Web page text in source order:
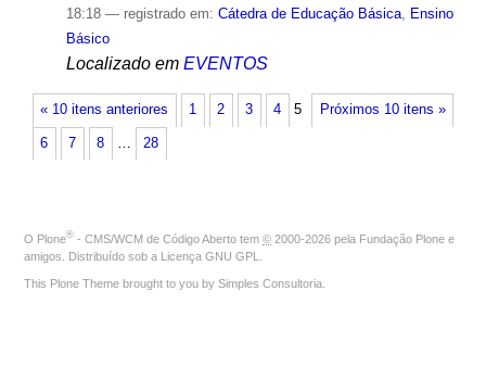
18:18 — registrado em: Cátedra de Educação Básica, Ensino
Básico
Localizado em EVENTOS
« 10 itens anteriores Próximos 10 itens »
1 2 3 4 5
6 7 8 … 28
O Plone® - CMS/WCM de Código Aberto tem © 2000-2026 pela Fundação Plone e
amigos. Distribuído sob a Licença GNU GPL
This Plone Theme brought to you by Simples Consultoria